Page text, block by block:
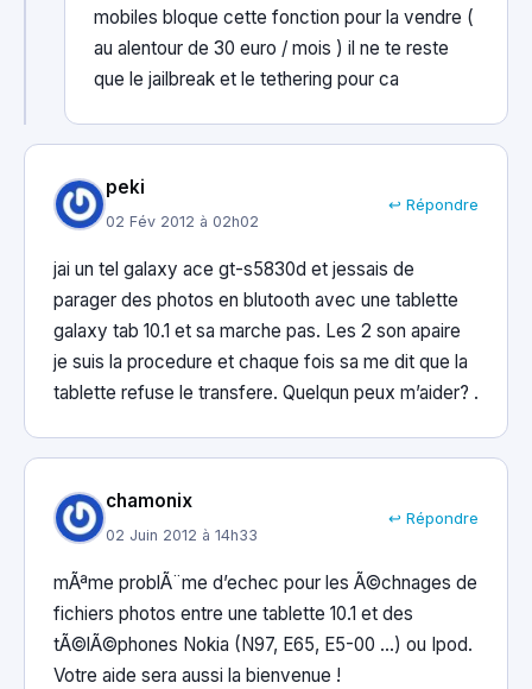
mobiles bloque cette fonction pour la vendre (
au alentour de 30 euro / mois ) il ne te reste
que le jailbreak et le tethering pour ca
peki
02 Fév 2012 à 02h02
↩ Répondre
jai un tel galaxy ace gt-s5830d et jessais de
parager des photos en blutooth avec une tablette
galaxy tab 10.1 et sa marche pas. Les 2 son apaire
je suis la procedure et chaque fois sa me dit que la
tablette refuse le transfere. Quelqun peux m’aider? .
chamonix
02 Juin 2012 à 14h33
↩ Répondre
mÃªme problÃ¨me d’echec pour les Ã©chnages de
fichiers photos entre une tablette 10.1 et des
tÃ©lÃ©phones Nokia (N97, E65, E5-00 …) ou Ipod.
Votre aide sera aussi la bienvenue !